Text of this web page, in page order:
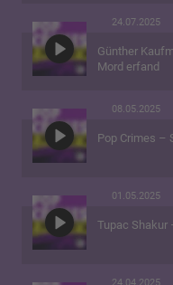
24.07.2025
Günther
Mord erfand
08.05.2025
Pop Crimes –
01.05.2025
Tupac Shakur
24.04.2025